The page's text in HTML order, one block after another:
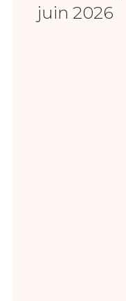
juin 2026